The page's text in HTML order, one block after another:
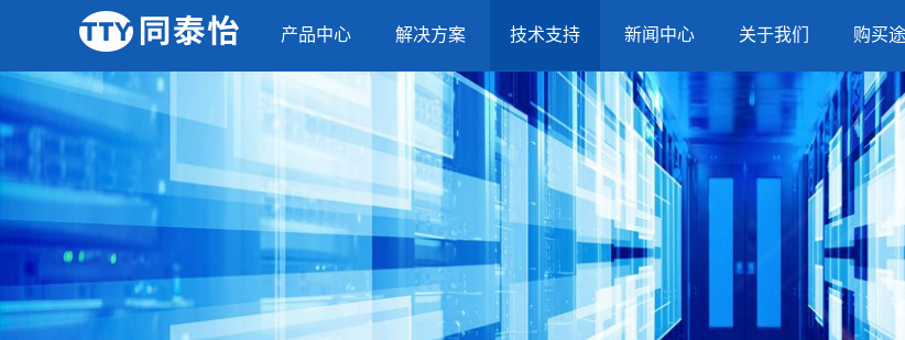
产品中心 解决方案 技术支持 新闻中心 关于我们 购买